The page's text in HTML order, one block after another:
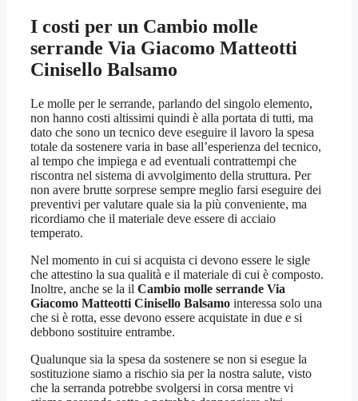
I costi per un Cambio molle
serrande Via Giacomo Matteotti
Cinisello Balsamo
Le molle per le serrande, parlando del singolo elemento,
non hanno costi altissimi quindi è alla portata di tutti, ma
dato che sono un tecnico deve eseguire il lavoro la spesa
totale da sostenere varia in base all’esperienza del tecnico,
al tempo che impiega e ad eventuali contrattempi che
riscontra nel sistema di avvolgimento della struttura. Per
non avere brutte sorprese sempre meglio farsi eseguire dei
preventivi per valutare quale sia la più conveniente, ma
ricordiamo che il materiale deve essere di acciaio
temperato.
Nel momento in cui si acquista ci devono essere le sigle
che attestino la sua qualità e il materiale di cui è composto.
Inoltre, anche se la il Cambio molle serrande Via
Giacomo Matteotti Cinisello Balsamo interessa solo una
che si è rotta, esse devono essere acquistate in due e si
debbono sostituire entrambe.
Qualunque sia la spesa da sostenere se non si esegue la
sostituzione siamo a rischio sia per la nostra salute, visto
che la serranda potrebbe svolgersi in corsa mentre vi